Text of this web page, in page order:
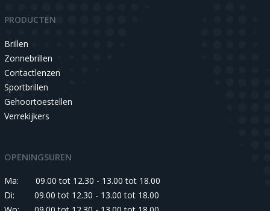
PRODUCTEN
Brillen
Zonnebrillen
Contactlenzen
Sportbrillen
Gehoortoestellen
Verrekijkers
OPENINGSUREN
Ma:
09.00 tot 12.30 - 13.00 tot 18.00
Di:
09.00 tot 12.30 - 13.00 tot 18.00